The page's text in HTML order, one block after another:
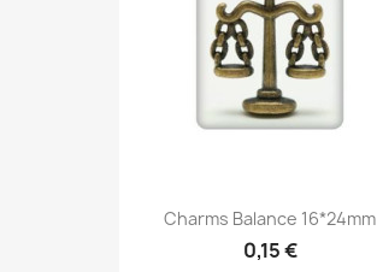
Charms Balance 16*24mm
0,15 €